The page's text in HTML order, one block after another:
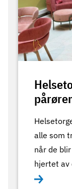
alle som
når de
hjertet av